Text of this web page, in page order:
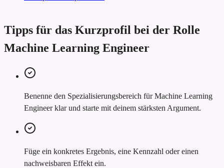
Tipps für das Kurzprofil bei der Rolle
Machine Learning Engineer
Benenne den Spezialisierungsbereich für Machine Learning
Engineer klar und starte mit deinem stärksten Argument.
Füge ein konkretes Ergebnis, eine Kennzahl oder einen
nachweisbaren Effekt ein.